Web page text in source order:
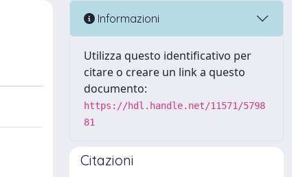
Informazioni
Utilizza questo identificativo per
citare o creare un link a questo
documento:
https://hdl.handle.net/11571/5798
81
Citazioni